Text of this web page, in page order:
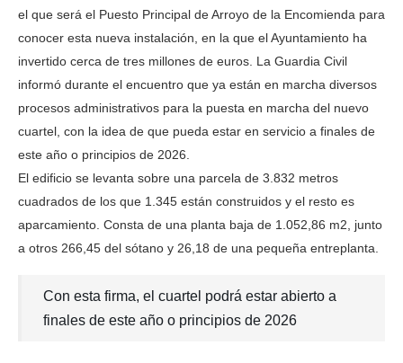
el que será el Puesto Principal de Arroyo de la Encomienda para
conocer esta nueva instalación, en la que el Ayuntamiento ha
invertido cerca de tres millones de euros. La Guardia Civil
informó durante el encuentro que ya están en marcha diversos
procesos administrativos para la puesta en marcha del nuevo
cuartel, con la idea de que pueda estar en servicio a finales de
este año o principios de 2026.
El edificio se levanta sobre una parcela de 3.832 metros
cuadrados de los que 1.345 están construidos y el resto es
aparcamiento. Consta de una planta baja de 1.052,86 m2, junto
a otros 266,45 del sótano y 26,18 de una pequeña entreplanta.
Con esta firma, el cuartel podrá estar abierto a
finales de este año o principios de 2026